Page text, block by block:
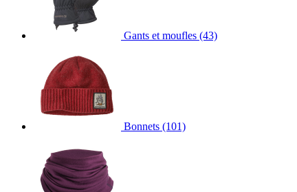
Gants et moufles (43)
Bonnets (101)